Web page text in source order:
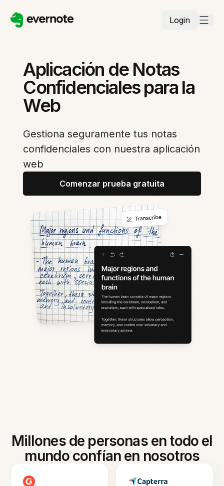
Login
Aplicación de Notas
Confidenciales para la
Web
Gestiona seguramente tus notas
confidenciales con nuestra aplicación
web
Comenzar prueba gratuita
Millones de personas en todo el
mundo confían en nosotros